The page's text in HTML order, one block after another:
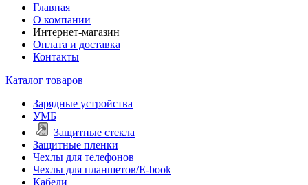
Главная
О компании
Интернет-магазин
Оплата и доставка
Контакты
Каталог товаров
Зарядные устройства
УМБ
Защитные стекла
Защитные пленки
Чехлы для телефонов
Чехлы для планшетов/E-book
Кабели